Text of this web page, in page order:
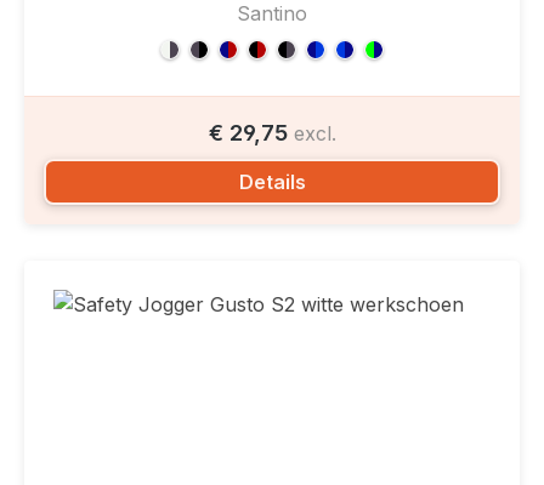
Santino
€ 29,75 excl.
Details